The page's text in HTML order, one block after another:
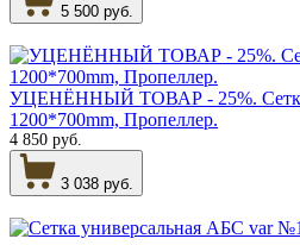
5 500 руб.
УЦЕНЁННЫЙ ТОВАР - 25%. Сетка
1200*700mm, Пропеллер.
4 850 руб.
3 038 руб.